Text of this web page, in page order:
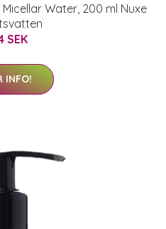
Water, 200 ml Nuxe
SEK
INFO!